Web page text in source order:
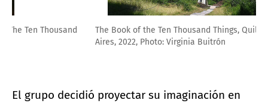
The Book of the Ten Thousand Things, Quilmes, Buenos
Aires, 2022, Photo: Virginia Buitrón
El grupo decidió proyectar su imaginación en